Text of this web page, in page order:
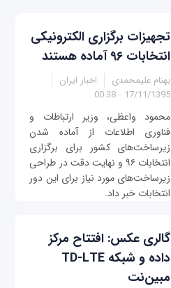
تجهیزات برگزاری الکترونیکی
انتخابات ۹۶ آماده هستند
بهنام علیمحمدی
اخبار ایران
17/11/1395 - 00:38
محمود واعظی، وزیر ارتباطات و
فناوری اطلاعات از آماده شدن
زیرساخت‌های کشور برای برگزاری
انتخابات ۹۶ و نهایت دقت در طراحی
زیرساخت‌‌های مورد نیاز برای این دور
انتخابات خبر داد.
گالری عکس: افتتاح مرکز
داده و شبکه TD-LTE
مبین‌نت